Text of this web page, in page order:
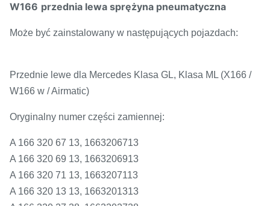
W166 przednia lewa sprężyna pneumatyczna
Może być zainstalowany w następujących pojazdach:
Przednie lewe dla Mercedes Klasa GL, Klasa ML (X166 /
W166 w / Airmatic)
Oryginalny numer części zamiennej:
A 166 320 67 13, 1663206713
A 166 320 69 13, 1663206913
A 166 320 71 13, 1663207113
A 166 320 13 13, 1663201313